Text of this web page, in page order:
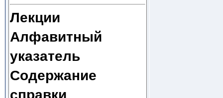
Лекции
Алфавитный
указатель
Содержание
справки